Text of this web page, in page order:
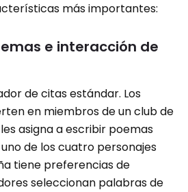
más importantes:
e interacción de
de citas estándar. Los
en miembros de un club de
asigna a escribir poemas
de los cuatro personajes
tiene preferencias de
seleccionan palabras de